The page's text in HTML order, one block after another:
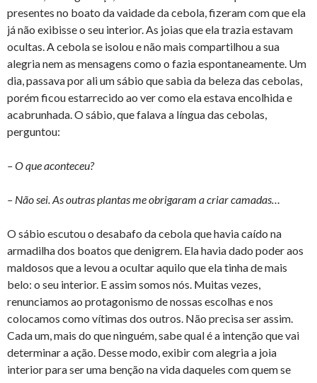
presentes no boato da vaidade da cebola, fizeram com que ela
já não exibisse o seu interior. As joias que ela trazia estavam
ocultas. A cebola se isolou e não mais compartilhou a sua
alegria nem as mensagens como o fazia espontaneamente. Um
dia, passava por ali um sábio que sabia da beleza das cebolas,
porém ficou estarrecido ao ver como ela estava encolhida e
acabrunhada. O sábio, que falava a língua das cebolas,
perguntou:
– O que aconteceu?
– Não sei. As outras plantas me obrigaram a criar camadas…
O sábio escutou o desabafo da cebola que havia caído na
armadilha dos boatos que denigrem. Ela havia dado poder aos
maldosos que a levou a ocultar aquilo que ela tinha de mais
belo: o seu interior. E assim somos nós. Muitas vezes,
renunciamos ao protagonismo de nossas escolhas e nos
colocamos como vítimas dos outros. Não precisa ser assim.
Cada um, mais do que ninguém, sabe qual é a intenção que vai
determinar a ação. Desse modo, exibir com alegria a joia
interior para ser uma benção na vida daqueles com quem se